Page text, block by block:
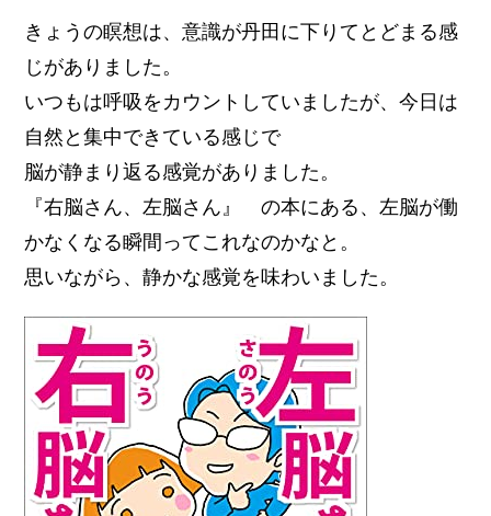
きょうの瞑想は、意識が丹田に下りてとどまる感
じがありました。
いつもは呼吸をカウントしていましたが、今日は
自然と集中できている感じで
脳が静まり返る感覚がありました。
『右脳さん、左脳さん』 の本にある、左脳が働
かなくなる瞬間ってこれなのかなと。
思いながら、静かな感覚を味わいました。